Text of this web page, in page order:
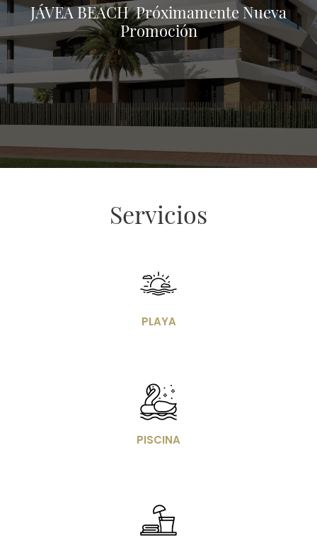
JÁVEA BEACH Próximamente Nueva
Promoción
Servicios
PLAYA
PISCINA